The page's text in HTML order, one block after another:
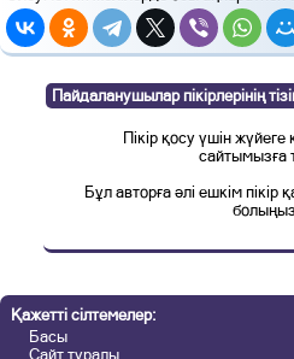
Пайдаланушылар пікірлерінің
Пікір қосу үшін жүйеге
сайтымызға
Бұл авторға әлі ешкім пікір
Қажетті сілтемелер:
Басы
Сайт туралы